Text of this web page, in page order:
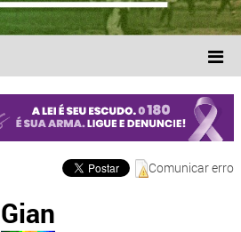
Comunicar erro
Gian